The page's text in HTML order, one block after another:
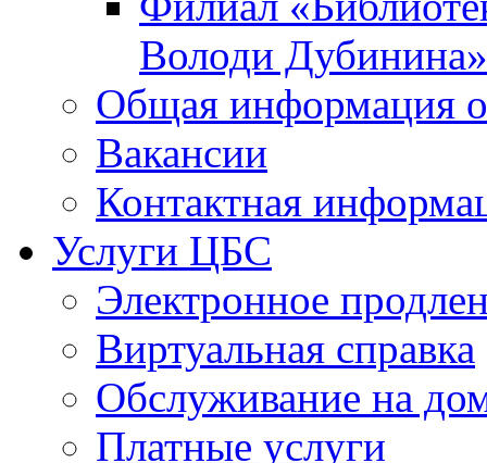
Володи Дубинина»
Общая информация
Вакансии
Контактная
Услуги ЦБС
Электронное
Виртуальная справка
Обслуживание на
Платные услуги